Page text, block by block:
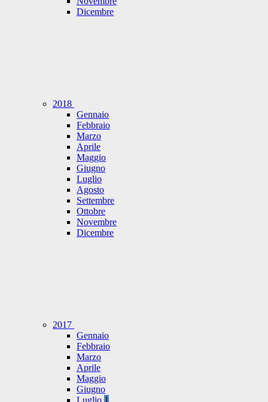
Dicembre
2018
Gennaio
Febbraio
Marzo
Aprile
Maggio
Giugno
Luglio
Agosto
Settembre
Ottobre
Novembre
Dicembre
2017
Gennaio
Febbraio
Marzo
Aprile
Maggio
Giugno